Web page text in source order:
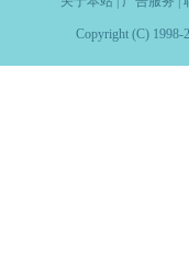
Copyright (C) 1998-